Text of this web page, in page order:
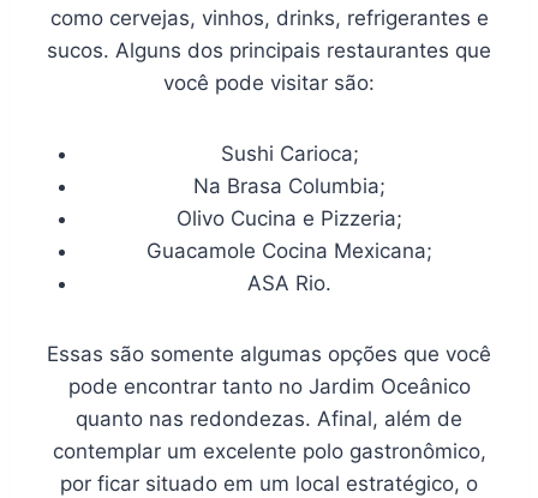
como cervejas, vinhos, drinks, refrigerantes e
sucos. Alguns dos principais restaurantes que
você pode visitar são:
Sushi Carioca;
Na Brasa Columbia;
Olivo Cucina e Pizzeria;
Guacamole Cocina Mexicana;
ASA Rio.
Essas são somente algumas opções que você
pode encontrar tanto no Jardim Oceânico
quanto nas redondezas. Afinal, além de
contemplar um excelente polo gastronômico,
por ficar situado em um local estratégico, o